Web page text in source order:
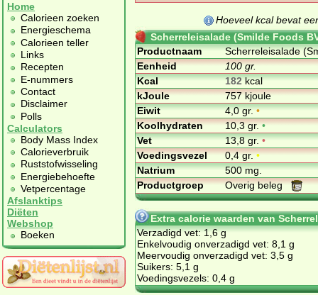
Home
Calorieen zoeken
Energieschema
Calorieen teller
Links
Recepten
E-nummers
Contact
Disclaimer
Polls
Calculators
Body Mass Index
Calorieverbruik
Ruststofwisseling
Energiebehoefte
Vetpercentage
Afslanktips
Diëten
Webshop
Boeken
Hoeveel kcal bevat
Scherreleisalade (Smilde Foods
Productnaam
Scherreleisalade
Eenheid
100 gr.
Kcal
182kcal
kJoule
757 kjoule
Eiwit
4,0 gr.•
Koolhydraten
10,3 gr.•
Vet
13,8 gr.•
Voedingsvezel
0,4 gr.•
Natrium
500 mg.
Productgroep
Overig beleg
Extra calorie waarden van
Verzadigd vet: 1,6 g
Enkelvoudig onverzadigd vet: 8,1 g
Meervoudig onverzadigd vet: 3,5 g
Suikers: 5,1 g
Voedingsvezels: 0,4 g